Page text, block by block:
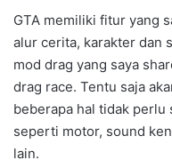
GTA memiliki fitur yang
alur cerita, karakter dan
mod drag yang saya
drag race. Tentu saja
beberapa hal tidak perlu
seperti motor, sound
lain.